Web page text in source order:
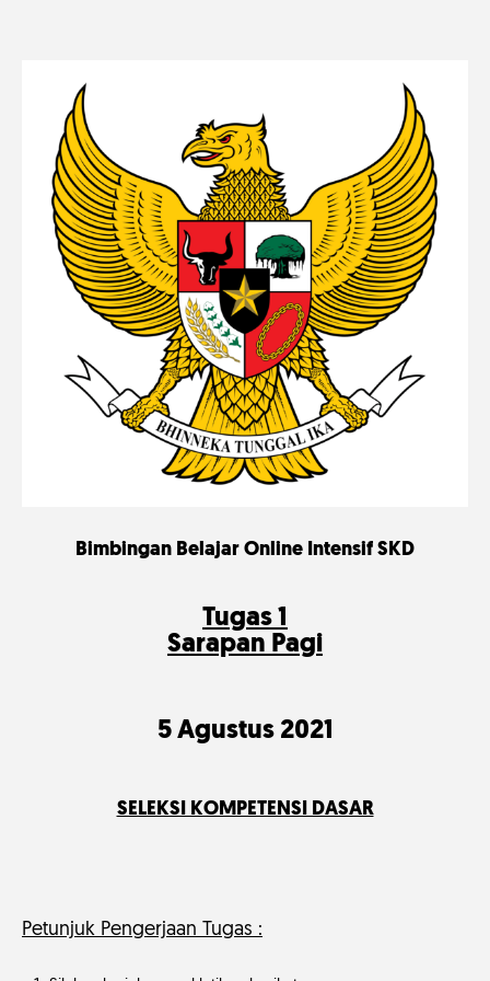
Bimbingan Belajar Online Intensif SKD
Tugas 1
Sarapan Pagi
5 Agustus 2021
SELEKSI KOMPETENSI DASAR
Petunjuk Pengerjaan Tugas :